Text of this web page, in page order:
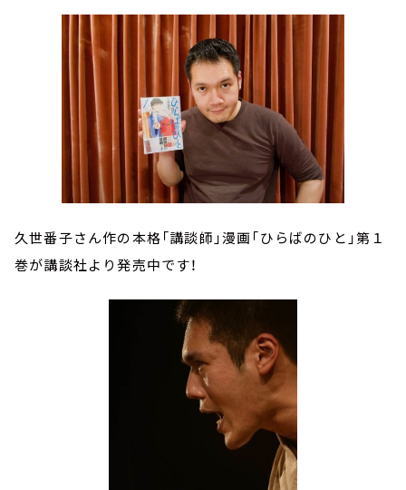
久世番子さん作の本格「講談師」漫画「ひらばのひと」第１
巻が講談社より発売中です！